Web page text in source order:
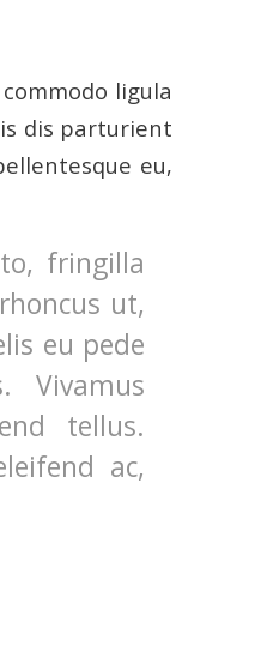
ligula
dis parturient
eu,
fringilla
ut,
eu pede
Vivamus
tellus.
ac,